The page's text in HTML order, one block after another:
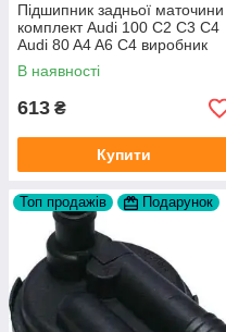
Підшипник задньої маточини
комплект Audi 100 C2 C3 C4
Audi 80 A4 A6 C4 виробник
FAG
В наявності
613 ₴
Купити
Топ продажів Подарунок